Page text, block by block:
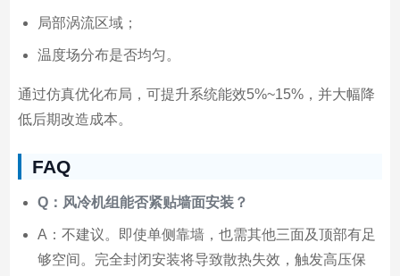
局部涡流区域；
温度场分布是否均匀。
通过仿真优化布局，可提升系统能效5%~15%，并大幅降
低后期改造成本。
FAQ
Q：风冷机组能否紧贴墙面安装？
A：不建议。即使单侧靠墙，也需其他三面及顶部有足
够空间。完全封闭安装将导致散热失效，触发高压保